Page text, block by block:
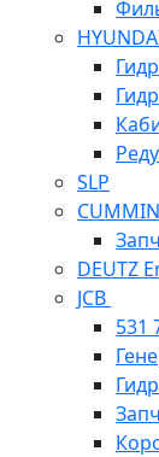
SLP
DEUTZ
JCB
531